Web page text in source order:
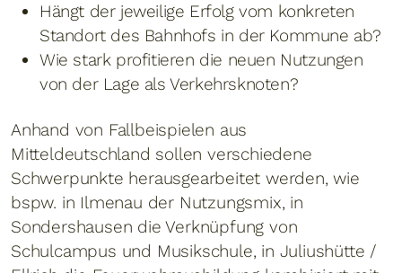
Hängt der jeweilige Erfolg vom konkreten
Standort des Bahnhofs in der Kommune ab?
Wie stark profitieren die neuen Nutzungen
von der Lage als Verkehrsknoten?
Anhand von Fallbeispielen aus
Mitteldeutschland sollen verschiedene
Schwerpunkte herausgearbeitet werden, wie
bspw. in Ilmenau der Nutzungsmix, in
Sondershausen die Verknüpfung von
Schulcampus und Musikschule, in Juliushütte /